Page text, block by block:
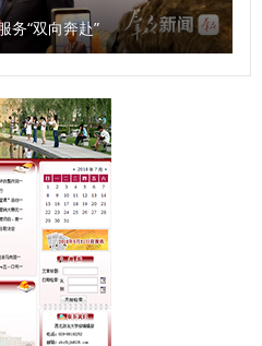
news/info.html?
大学生法治宣讲团赴西安市育
fxjy/content/2025-
务“双向奔赴”